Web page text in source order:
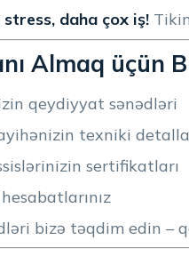
stress, daha çox iş!
Almaq üçün
qeydiyyat sənədləri
texniki
sertifikatları
bizə təqdim edin –